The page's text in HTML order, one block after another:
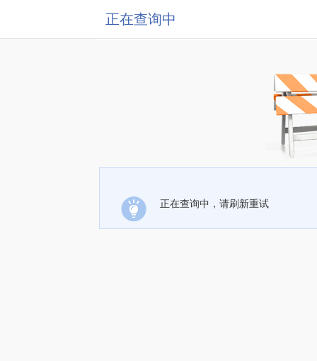
正在查询中
正在查询中，请刷新重试